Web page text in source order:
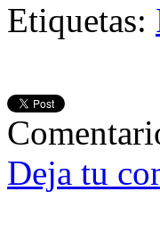
Etiquetas:
Deja tu